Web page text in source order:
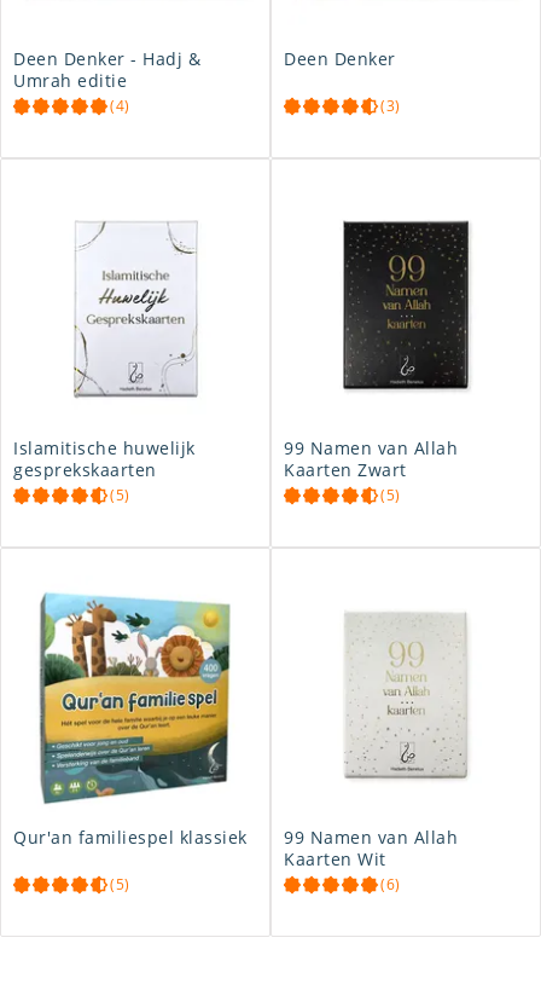
Deen Denker - Hadj &
Umrah editie
(4)
Deen Denker
(3)
Islamitische huwelijk
gesprekskaarten
(5)
99 Namen van Allah
Kaarten Zwart
(5)
Qur'an familiespel klassiek
(5)
99 Namen van Allah
Kaarten Wit
(6)